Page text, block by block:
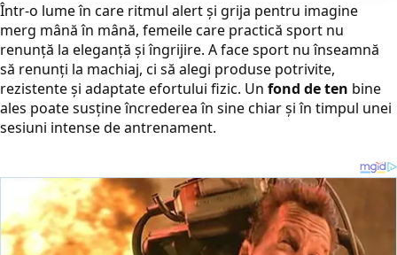
Într-o lume în care ritmul alert și grija pentru imagine
merg mână în mână, femeile care practică sport nu
renunță la eleganță și îngrijire. A face sport nu înseamnă
să renunți la machiaj, ci să alegi produse potrivite,
rezistente și adaptate efortului fizic. Un fond de ten bine
ales poate susține încrederea în sine chiar și în timpul unei
sesiuni intense de antrenament.